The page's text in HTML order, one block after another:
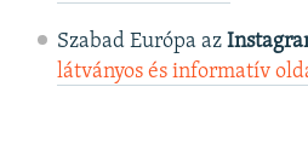
Szabad Európa az
látványos és informatív